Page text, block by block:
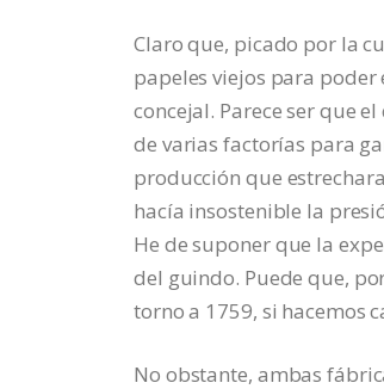
Claro que, picado por la
papeles viejos para
concejal. Parece ser que
de varias factorías para
producción que
hacía insostenible la
He de suponer que la
del guindo. Puede que,
torno a 1759, si hacemos
No obstante, ambas